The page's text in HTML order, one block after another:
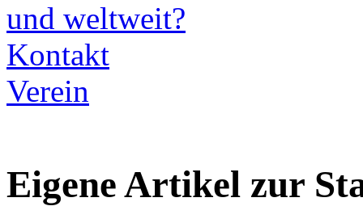
und weltweit?
Kontakt
Verein
Eigene Artikel zur